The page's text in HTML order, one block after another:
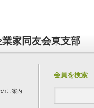
家同友会東支部
ご案内
会員を検索